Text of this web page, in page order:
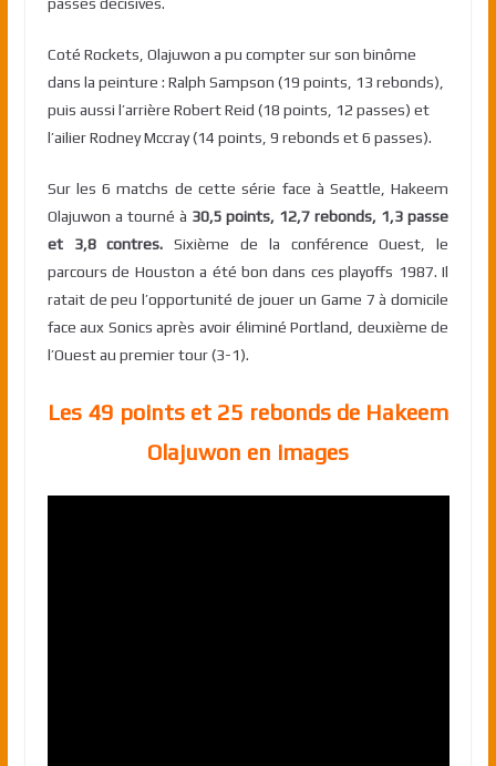
passes décisives.
Coté Rockets, Olajuwon a pu compter sur son binôme
dans la peinture : Ralph Sampson (19 points, 13 rebonds),
puis aussi l’arrière Robert Reid (18 points, 12 passes) et
l’ailier Rodney Mccray (14 points, 9 rebonds et 6 passes).
Sur les 6 matchs de cette série face à Seattle, Hakeem
Olajuwon a tourné à 30,5 points, 12,7 rebonds, 1,3 passe
et 3,8 contres.Sixième de la conférence Ouest, le
parcours de Houston a été bon dans ces playoffs 1987. Il
ratait de peu l’opportunité de jouer un Game 7 à domicile
face aux Sonics après avoir éliminé Portland, deuxième de
l’Ouest au premier tour (3-1).
Les 49 points et 25 rebonds de Hakeem
Olajuwon en images